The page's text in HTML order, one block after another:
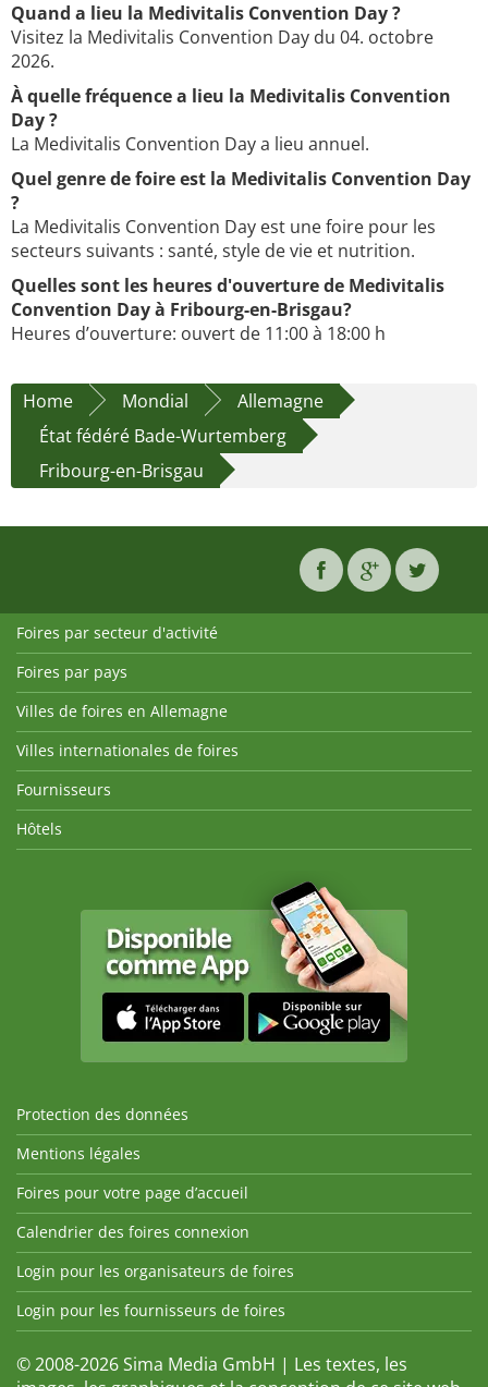
Quand a lieu la Medivitalis Convention Day ?
Visitez la Medivitalis Convention Day du 04. octobre
2026.
À quelle fréquence a lieu la Medivitalis Convention
Day ?
La Medivitalis Convention Day a lieu annuel.
Quel genre de foire est la Medivitalis Convention Day
?
La Medivitalis Convention Day est une foire pour les
secteurs suivants : santé, style de vie et nutrition.
Quelles sont les heures d'ouverture de Medivitalis
Convention Day à Fribourg-en-Brisgau?
Heures d’ouverture: ouvert de 11:00 à 18:00 h
Home Mondial
Allemagne
État fédéré Bade-Wurtemberg
Fribourg-en-Brisgau
Foires par secteur d'activité
Foires par pays
Villes de foires en Allemagne
Villes internationales de foires
Fournisseurs
Hôtels
Protection des données
Mentions légales
Foires pour votre page d’accueil
Calendrier des foires connexion
Login pour les organisateurs de foires
Login pour les fournisseurs de foires
© 2008-2026 Sima Media GmbH | Les textes, les